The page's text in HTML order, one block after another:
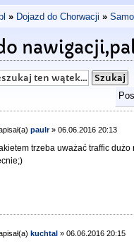
» Dojazd do Chorwacji »
paulr» 06.06.2016 20:13
trzeba uważać traffic
kuchtal » 06.06.2016 20:15